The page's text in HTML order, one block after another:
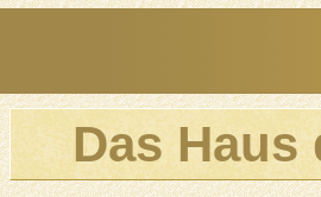
Das Haus